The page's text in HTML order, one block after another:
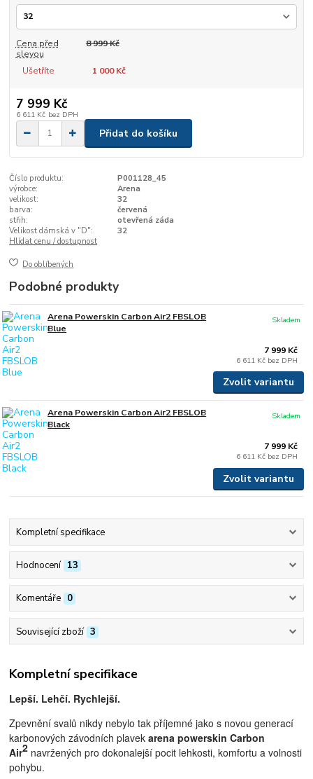
Cena před
slevou
8 999 Kč
Ušetříte 1 000 Kč
7 999 Kč
6 611 Kč bez DPH
Přidat do košíku
Číslo produktu:
P001128_45
výrobce:
Arena
velikost:
32
barva:
červená
střih:
otevřená záda
Velikost dámská v "D":
32
Hlídat cenu / dostupnost
Do oblíbených
Podobné produkty
Arena Powerskin Carbon Air2 FBSLOB
Blue
7 999 Kč
6 611 Kč bez DPH
Skladem
Zvolit variantu
Arena Powerskin Carbon Air2 FBSLOB
Black
7 999 Kč
6 611 Kč bez DPH
Skladem
Zvolit variantu
Kompletní specifikace
Hodnocení 13
Komentáře 0
Související zboží 3
Kompletní specifikace
Lepší. Lehčí. Rychlejší.
Zpevnění svalů nikdy nebylo tak příjemné jako s novou generací
karbonových závodních plavekarena powerskin Carbon
Air2 navržených pro dokonalejší pocit lehkosti, komfortu a volnosti
pohybu.